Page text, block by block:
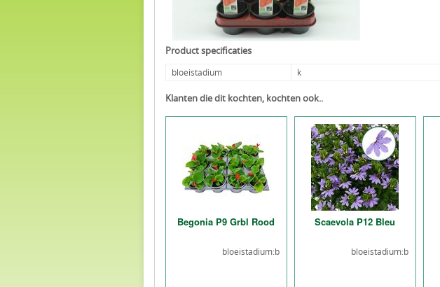
Product specificaties
bloeistadium k
Klanten die dit kochten, kochten ook..
Begonia P9 Grbl Rood
bloeistadium:b
Scaevola P12 Bleu
bloeistadium:b